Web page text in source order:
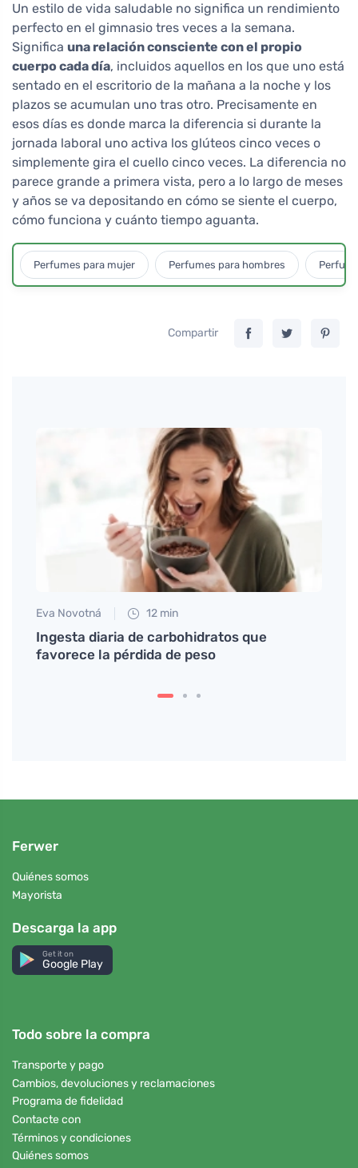
Un estilo de vida saludable no significa un rendimiento
perfecto en el gimnasio tres veces a la semana.
Significa una relación consciente con el propio
cuerpo cada día, incluidos aquellos en los que uno está
sentado en el escritorio de la mañana a la noche y los
plazos se acumulan uno tras otro. Precisamente en
esos días es donde marca la diferencia si durante la
jornada laboral uno activa los glúteos cinco veces o
simplemente gira el cuello cinco veces. La diferencia no
parece grande a primera vista, pero a lo largo de meses
y años se va depositando en cómo se siente el cuerpo,
cómo funciona y cuánto tiempo aguanta.
Perfumes para mujer Perfumes para hombres
Compartir
Eva Novotná 12 min
Ingesta diaria de carbohidratos que
favorece la pérdida de peso
Ferwer
Quiénes somos
Mayorista
Descarga la app
Get it on
Google Play
Todo sobre la compra
Transporte y pago
Cambios, devoluciones y reclamaciones
Programa de fidelidad
Contacte con
Términos y condiciones
Quiénes somos